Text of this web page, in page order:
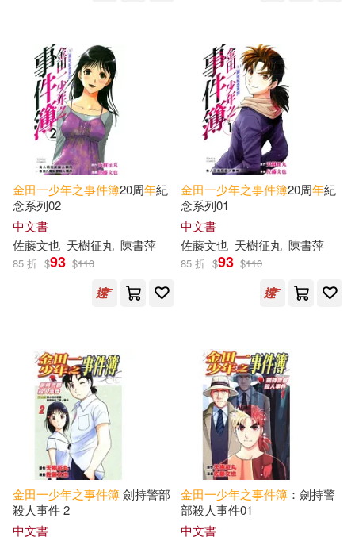
金田一少年之事件簿20周年紀
念系列02
中文書
佐藤文也 天樹征丸 陳書萍
85 折 $93 $110
金田一少年之事件簿20周年紀
念系列01
中文書
佐藤文也 天樹征丸 陳書萍
85 折 $93 $110
金田一少年之事件簿劍持警部
殺人事件 2
中文書
金田一少年之事件簿 ：劍持警
部殺人事件01
中文書